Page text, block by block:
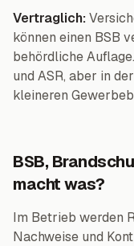
Vertraglich:
können einen BSB
behördliche
und ASR, aber in
kleineren
BSB,
macht was?
Im Betrieb werden
Nachweise und